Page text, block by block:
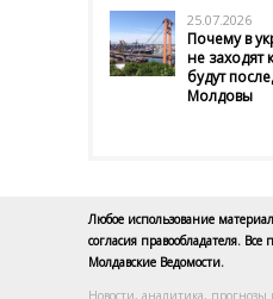
25.07.2026
Почему в
не заходят
будут
Молдовы
Любое использование
согласия правообладателя.
Молдавские Ведомости.
Новости, аналитика,